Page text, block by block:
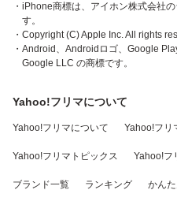
・iPhone商標は、アイホン株式会社
す。
・Copyright (C) Apple Inc. All rights
・Android、Androidロゴ、Google
Google LLC の商標です。
Yahoo!フリマについて
Yahoo!フリマについて Yahoo!フリ
Yahoo!フリマトピックス Yahoo!フ
ブランド一覧 ランキング かん